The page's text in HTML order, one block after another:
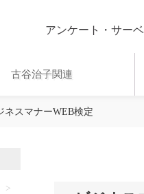
古谷治子関連
アンケート・サー
ネスマナーWEB検定